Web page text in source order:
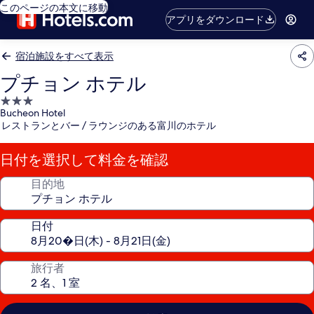
このページの本文に移動
アプリをダウンロード
宿泊施設をすべて表示
プチョン ホテル
3.0
つ
星
宿
泊
施
Bucheon Hotel
レストランとバー / ラウンジのある富川のホテル
日付を選択して料金を確認
目的地
日付
旅行者